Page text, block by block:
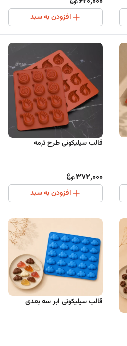
افزودن به سبد
قالب سیلیکونی طرح ترمه
372,000
افزودن به سبد
قالب سیلیکونی ابر سه بعدی